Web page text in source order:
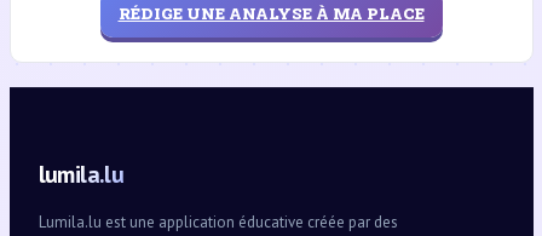
RÉDIGE UNE ANALYSE À MA PLACE
lumila.lu
Lumila.lu est une application éducative créée par des